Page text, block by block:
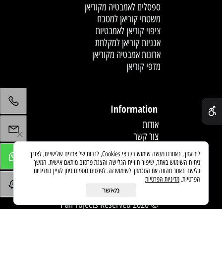
ספסלים לאמבטיה מקוריאן
משטחי קוריאן למטבח
ציפוי קוריאן לאמבטיות
אגניות קוריאן למקלחת
ארונות אמבטיה מקוריאן
מדפי קוריאן
Information
אודות
צור קשר
מדיניות משלוחים
מאמרים
© 2020 PaiProjects Reserved
לידיעתך, באתרנו נעשה שימוש בקבצי Cookies, לרבות של צדדים שלישיים, לצורך
ניתוח השימוש באתר, שיפור חוויית הגלישה והצגת פרסום מותאם אישית. המשך
גלישה באתר מהווה את הסכמתך לשימוש זה. לפרטים נוספים ניתן לעיין במדיניות
הפרטיות. מדיניות הפרטיות
מאשר